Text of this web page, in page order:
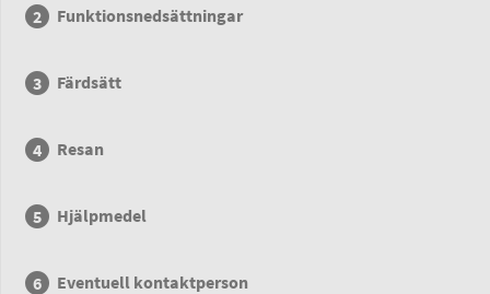
Funktionsnedsättningar
Färdsätt
Resan
Hjälpmedel
Eventuell kontaktperson